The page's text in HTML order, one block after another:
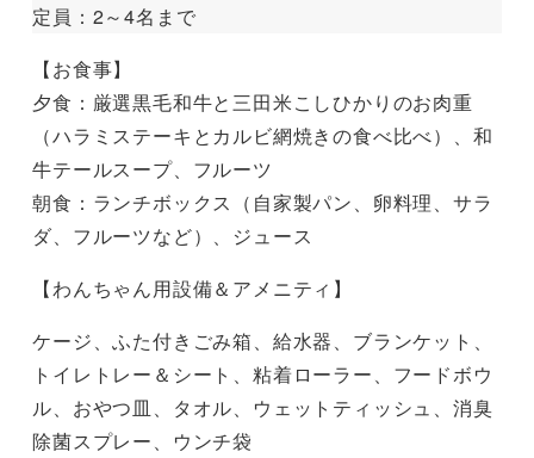
定員：2～4名まで
【お食事】
夕食：厳選黒毛和牛と三田米こしひかりのお肉重
（ハラミステーキとカルビ網焼きの食べ比べ）、和
牛テールスープ、フルーツ
朝食：ランチボックス（自家製パン、卵料理、サラ
ダ、フルーツなど）、ジュース
【わんちゃん用設備＆アメニティ】
ケージ、ふた付きごみ箱、給水器、ブランケット、
トイレトレー＆シート、粘着ローラー、フードボウ
ル、おやつ皿、タオル、ウェットティッシュ、消臭
除菌スプレー、ウンチ袋